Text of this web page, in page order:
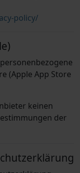
policy/
(Apple App Store
keinen
der